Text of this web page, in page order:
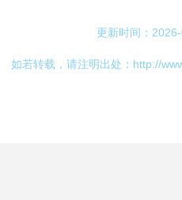
更新时间：
如若转载，请注明出处：http://